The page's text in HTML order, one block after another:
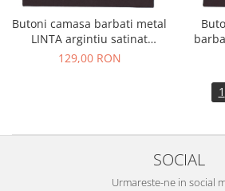
Butoni camasa barbati metal
LINTA argintiu satinat
dreptunghi
129,00 RON
1
SOCIAL
Urmareste-ne in social